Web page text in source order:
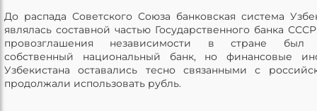
До распада Советского Союза банковская система
являлась составной частью Государственного банка
провозглашения независимости в стране был
собственный национальный банк, но финансовые
Узбекистана оставались тесно связанными с
продолжали использовать рубль.